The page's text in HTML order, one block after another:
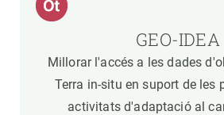
GEO-IDEA
Millorar l'accés a les dades
Terra in-situ en suport de les
activitats d'adaptació al